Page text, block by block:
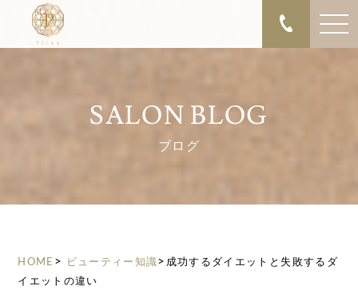
SALON BLOG
ブログ
HOME > ビューティー知識> 成功するダイエットと失敗するダ
イエットの違い